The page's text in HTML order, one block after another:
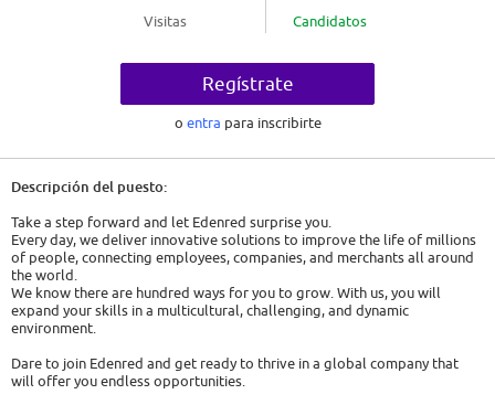
Visitas Candidatos
Regístrate
o entra para inscribirte
Descripción del puesto:
Take a step forward and let Edenred surprise you.
Every day, we deliver innovative solutions to improve the life of millions
of people, connecting employees, companies, and merchants all around
the world.
We know there are hundred ways for you to grow. With us, you will
expand your skills in a multicultural, challenging, and dynamic
environment.
Dare to join Edenred and get ready to thrive in a global company that
will offer you endless opportunities.